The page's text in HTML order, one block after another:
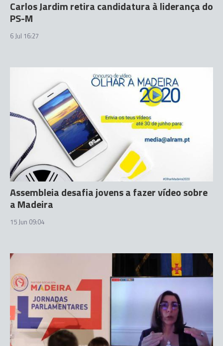
Carlos Jardim retira candidatura à liderança do
PS-M
6 Jul 16:27
Assembleia desafia jovens a fazer vídeo sobre
a Madeira
15 Jun 09:04